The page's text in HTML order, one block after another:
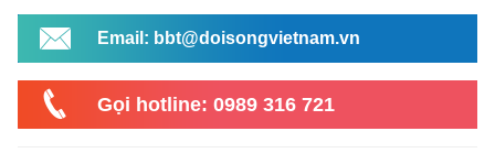
Email: bbt@doisongvietnam.vn
Gọi hotline: 0989 316 721